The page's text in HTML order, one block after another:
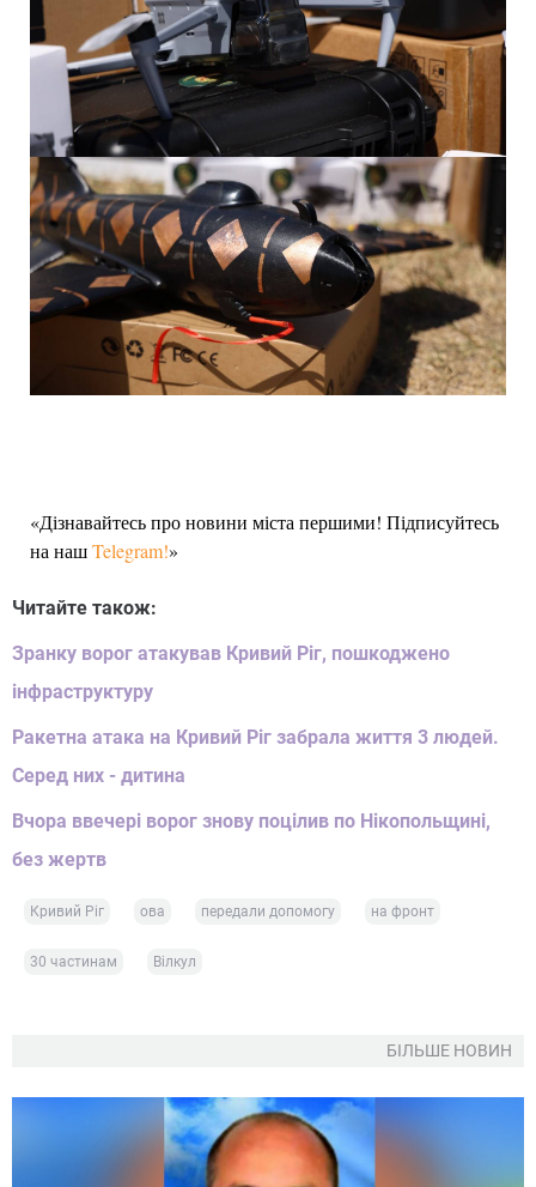
«Дізнавайтесь про новини міста першими! Підписуйтесь
на нашTelegram!»
Читайте також:
Зранку ворог атакував Кривий Ріг, пошкоджено
інфраструктуру
Ракетна атака на Кривий Ріг забрала життя 3 людей.
Серед них - дитина
Вчора ввечері ворог знову поцілив по Нікопольщині,
без жертв
Кривий Ріг ова передали допомогу на фронт
30 частинам Вілкул
БІЛЬШЕ НОВИН